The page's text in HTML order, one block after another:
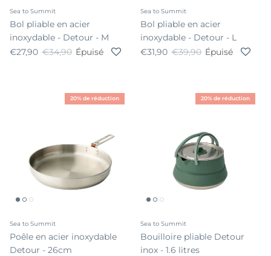
Sea to Summit
Bol pliable en acier
inoxydable - Detour - M
Prix soldé
€27,90 Prix habituel
€34,90 Épuisé
Sea to Summit
Bol pliable en acier
inoxydable - Detour - L
Prix soldé
€31,90 Prix habituel
€39,90 Épuisé
20% de réduction
Sea to Summit
Poêle en acier inoxydable
Detour - 26cm
20% de réduction
Sea to Summit
Bouilloire pliable Detour
inox - 1.6 litres